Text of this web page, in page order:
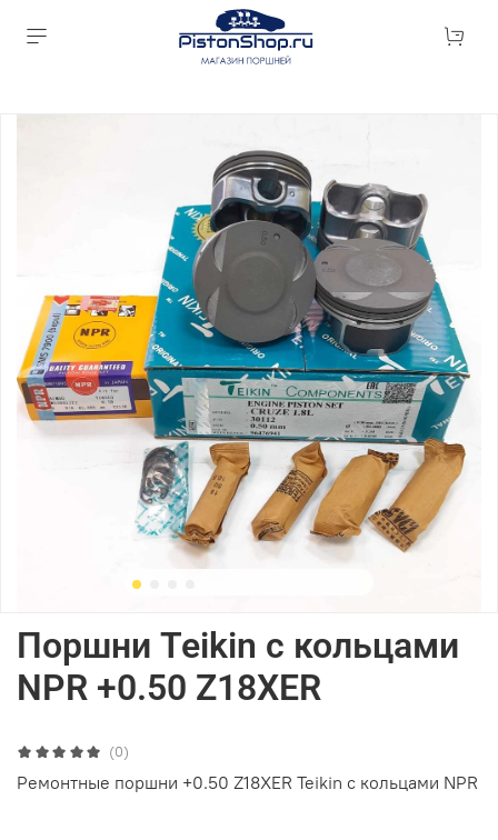
(0)
Поршни Teikin с кольцами
NPR +0.50 Z18XER
Ремонтные поршни +0.50 Z18XER Teikin с кольцами NPR